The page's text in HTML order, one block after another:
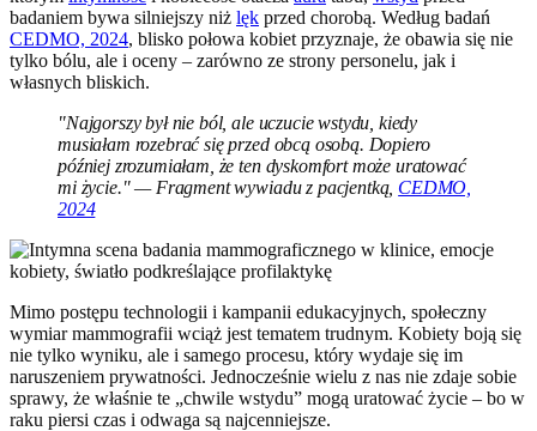
badaniem bywa silniejszy niż lęk przed chorobą. Według badań
CEDMO, 2024, blisko połowa kobiet przyznaje, że obawia się nie
tylko bólu, ale i oceny – zarówno ze strony personelu, jak i
własnych bliskich.
"Najgorszy był nie ból, ale uczucie wstydu, kiedy
musiałam rozebrać się przed obcą osobą. Dopiero
później zrozumiałam, że ten dyskomfort może uratować
mi życie." — Fragment wywiadu z pacjentką, CEDMO,
2024
Mimo postępu technologii i kampanii edukacyjnych, społeczny
wymiar mammografii wciąż jest tematem trudnym. Kobiety boją się
nie tylko wyniku, ale i samego procesu, który wydaje się im
naruszeniem prywatności. Jednocześnie wielu z nas nie zdaje sobie
sprawy, że właśnie te „chwile wstydu” mogą uratować życie – bo w
raku piersi czas i odwaga są najcenniejsze.